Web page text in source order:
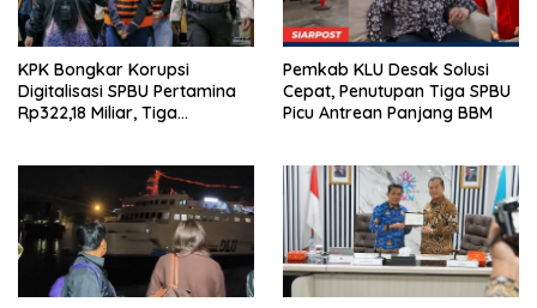
KPK Bongkar Korupsi
Digitalisasi SPBU Pertamina
Rp322,18 Miliar, Tiga
Pemkab KLU Desak Solusi
Cepat, Penutupan Tiga SPBU
Picu Antrean Panjang BBM